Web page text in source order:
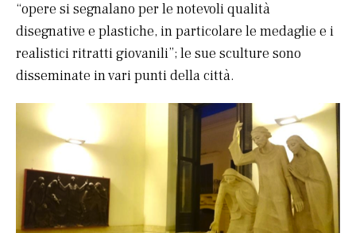
“opere si segnalano per le notevoli qualità
disegnative e plastiche, in particolare le medaglie e i
realistici ritratti giovanili”; le sue sculture sono
disseminate in vari punti della città.